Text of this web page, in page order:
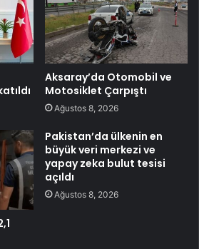
Aksaray’da Otomobil ve
Motosiklet Çarpıştı
Ağustos 8, 2026
Pakistan’da ülkenin en
büyük veri merkezi ve
yapay zeka bulut tesisi
açıldı
Ağustos 8, 2026